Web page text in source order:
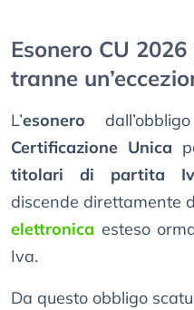
Esonero CU
tranne
L’esonero
Certificazione Unica
titolari di partita
discende direttamente
elettronica esteso
Iva.
Da questo obbligo